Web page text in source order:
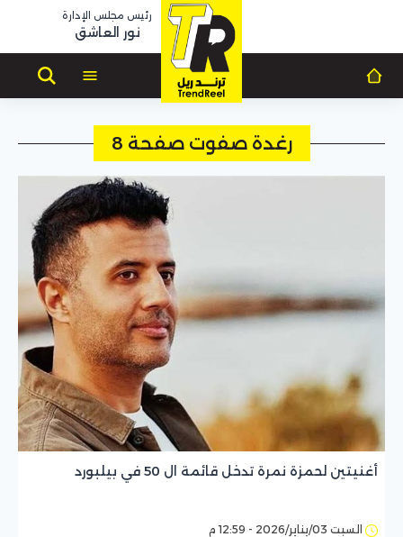
رئيس مجلس الإدارة
نور العاشق
رغدة صفوت صفحة 8
أغنيتين لحمزة نمرة تدخل قائمة ال 50 في بيلبورد
السبت 03/يناير/2026 - 12:59 م